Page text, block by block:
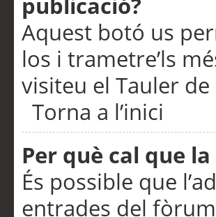
Aquest botó us
los i trametre’ls
visiteu el Tauler
Torna a l’inici
Per què cal que
És possible que
entrades del